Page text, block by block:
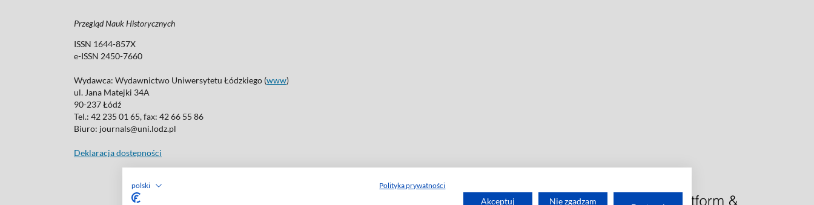
polski Polityka prywatności
Akceptuj Nie zgadzam
Przegląd Nauk Historycznych
ISSN 1644-857X
e-ISSN 2450-7660
Wydawca: Wydawnictwo Uniwersytetu Łódzkiego (www)
ul. Jana Matejki 34A
90-237 Łódź
Tel.: 42 235 01 65, fax: 42 66 55 86
Biuro: journals@uni.lodz.pl
Deklaracja dostępności